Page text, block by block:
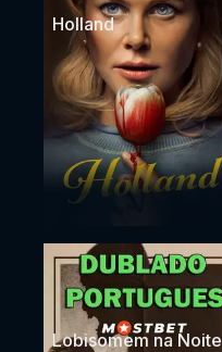
Holland
Lobisomem na Noite